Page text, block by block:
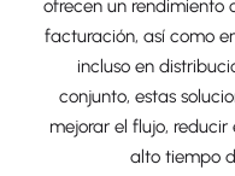
ofrecen un rendimiento
facturación, así como
incluso en
conjunto, estas
mejorar el flujo,
alto tiempo